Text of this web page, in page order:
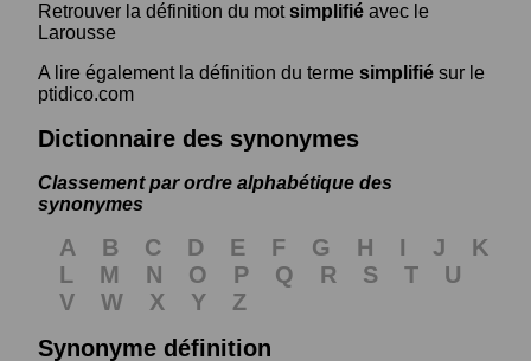
Retrouver la définition du motsimplifié avec le
Larousse
A lire également la définition du terme simplifié sur le
ptidico.com
Dictionnaire des synonymes
Classement par ordre alphabétique des
synonymes
A B C D E F G H I J
K
L
M N O P Q R S T
U
V
W X Y
Z
Synonyme définition